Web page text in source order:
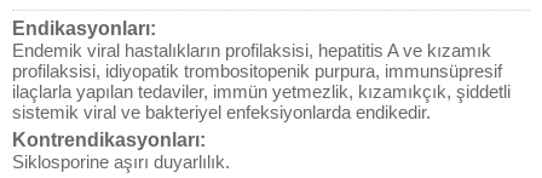
Endikasyonları:
Endemik viral hastalıkların profilaksisi, hepatitis A ve kızamık
profilaksisi, idiyopatik trombositopenik purpura, immunsüpresif
ilaçlarla yapılan tedaviler, immün yetmezlik, kızamıkçık, şiddetli
sistemik viral ve bakteriyel enfeksiyonlarda endikedir.
Kontrendikasyonları:
Siklosporine aşırı duyarlılık.